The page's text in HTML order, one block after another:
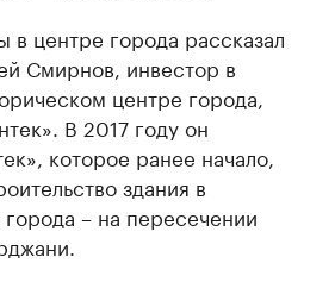
в центре города рассказал
Смирнов, инвестор в
центре города,
В 2017 году он
которое ранее начало,
здания в
– на пересечении